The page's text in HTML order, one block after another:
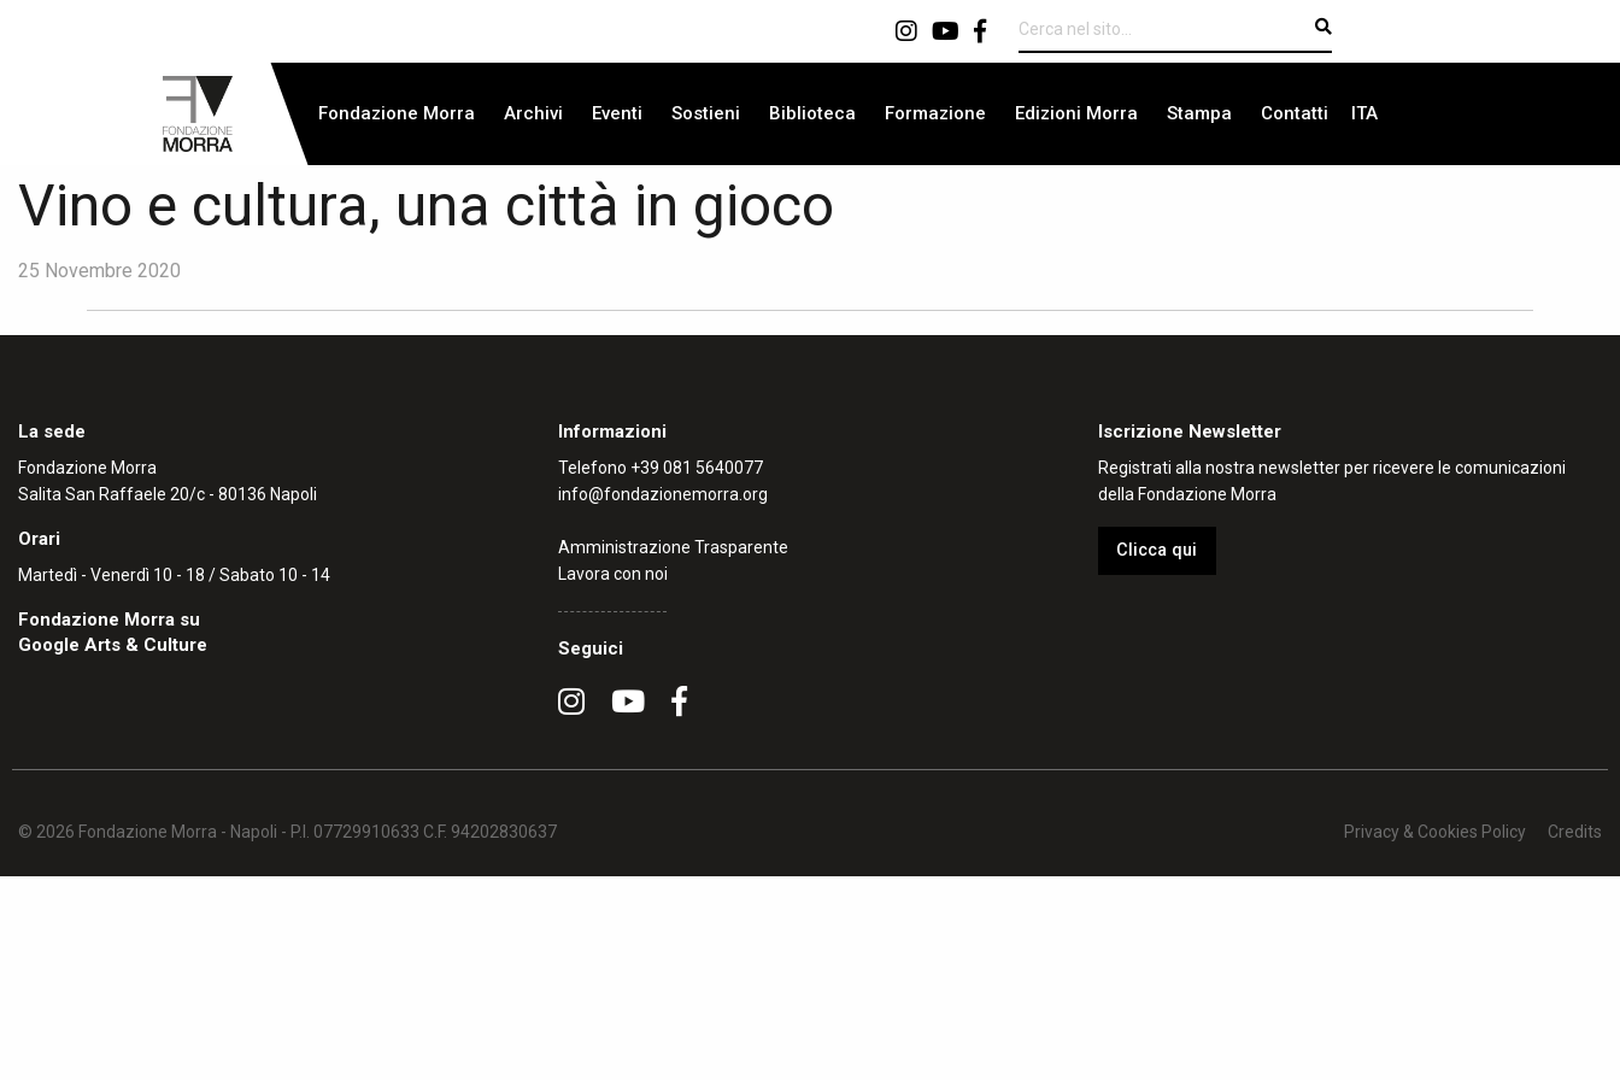
Fondazione Morra Archivi Eventi Sostieni Biblioteca Formazione Edizioni Morra Stampa Contatti ITA
Vino e cultura, una città in gioco
25 Novembre 2020
La sede
Fondazione Morra
Salita San Raffaele 20/c - 80136 Napoli
Orari
Martedì - Venerdì 10 - 18 / Sabato 10 - 14
Fondazione Morra su
Google Arts & Culture
Informazioni
Telefono +39 081 5640077
info@fondazionemorra.org
Amministrazione Trasparente
Lavora con noi
Seguici
Iscrizione Newsletter
Registrati alla nostra newsletter per ricevere le comunicazioni
della Fondazione Morra
Clicca qui
© 2026 Fondazione Morra - Napoli - P.I. 07729910633 C.F. 94202830637 Privacy & Cookies Policy Credits